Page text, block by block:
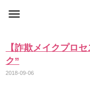
【詐欺メイクプロ
ク”
2018-09-06